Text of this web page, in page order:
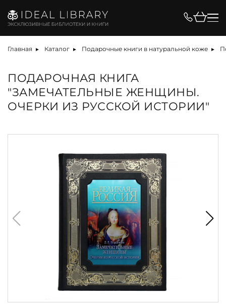
Главная Каталог Подарочные книги в натуральной коже
ПОДАРОЧНАЯ КНИГА
"ЗАМЕЧАТЕЛЬНЫЕ ЖЕНЩИНЫ.
ОЧЕРКИ ИЗ РУССКОЙ ИСТОРИИ"